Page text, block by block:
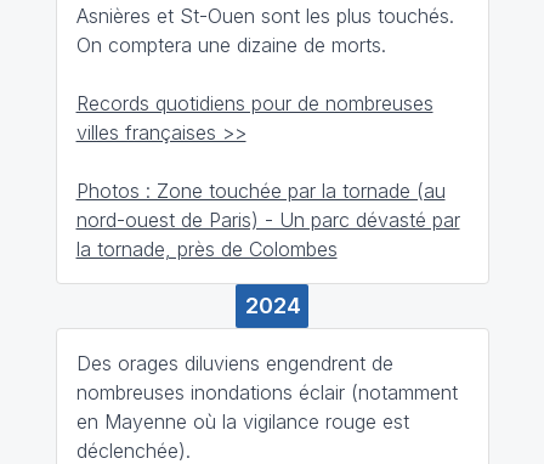
Asnières et St-Ouen sont les plus touchés.
On comptera une dizaine de morts.
Records quotidiens pour de nombreuses
villes françaises >>
Photos : Zone touchée par la tornade (au
nord-ouest de Paris) - Un parc dévasté par
la tornade, près de Colombes
2024
Des orages diluviens engendrent de
nombreuses inondations éclair (notamment
en Mayenne où la vigilance rouge est
déclenchée).